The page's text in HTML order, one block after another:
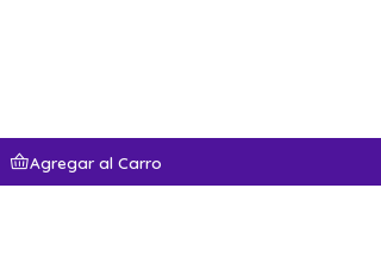
Agregar al Carro